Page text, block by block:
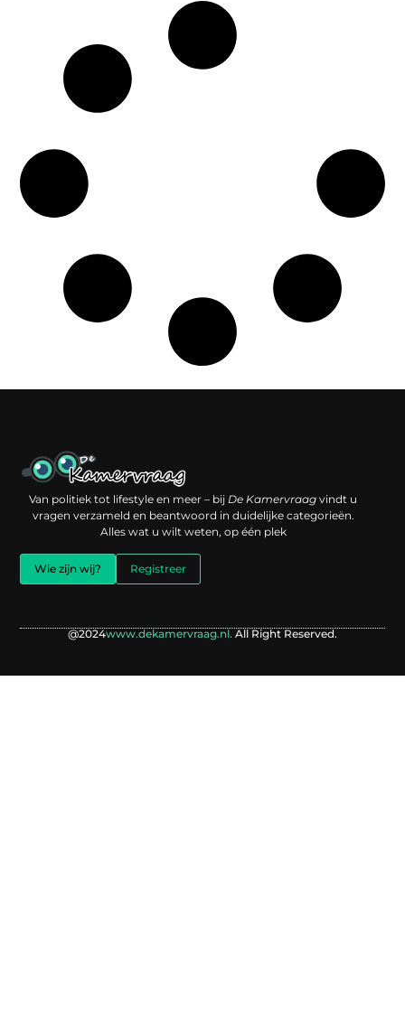
Van politiek tot lifestyle en meer – bijDe Kamervraag vindt u
vragen verzameld en beantwoord in duidelijke categorieën.
Alles wat u wilt weten, op één plek
Wie zijn wij? Registreer
@2024www.dekamervraag.nl. All Right Reserved.